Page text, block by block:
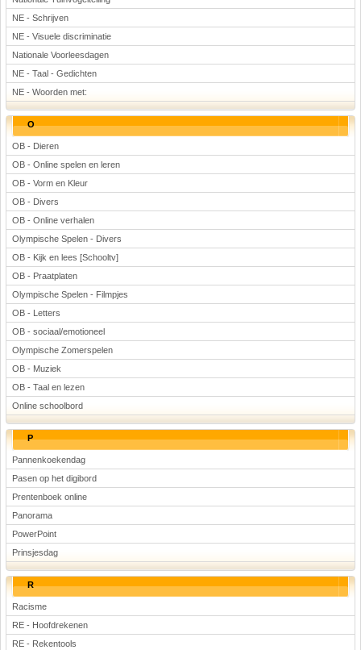
NE - Schrijven
NE - Visuele discriminatie
Nationale Voorleesdagen
NE - Taal - Gedichten
NE - Woorden met:
O
OB - Dieren
OB - Online spelen en leren
OB - Vorm en Kleur
OB - Divers
OB - Online verhalen
Olympische Spelen - Divers
OB - Kijk en lees [Schooltv]
OB - Praatplaten
Olympische Spelen - Filmpjes
OB - Letters
OB - sociaal/emotioneel
Olympische Zomerspelen
OB - Muziek
OB - Taal en lezen
Online schoolbord
P
Pannenkoekendag
Pasen op het digibord
Prentenboek online
Panorama
PowerPoint
Prinsjesdag
R
Racisme
RE - Hoofdrekenen
RE - Rekentools